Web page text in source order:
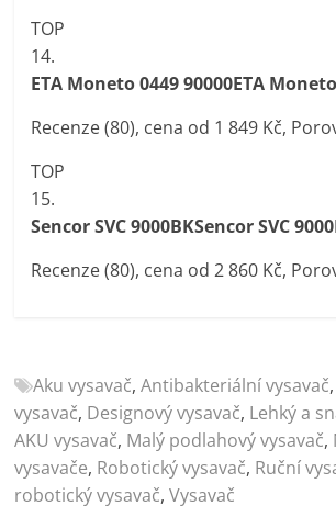
TOP
14.
ETA Moneto 0449 90000ETA
Recenze (80), cena od 1 849 Kč,
TOP
15.
Sencor SVC 9000BKSencor SVC
Recenze (80), cena od 2 860 Kč,
Aku vysavač,Antibakteriální vysavač,
vysavač, Designový vysavač, Lehký a
AKU vysavač, Malý podlahový vysavač,
vysavače, Robotický vysavač, Ruční
robotický vysavač,Vysavač